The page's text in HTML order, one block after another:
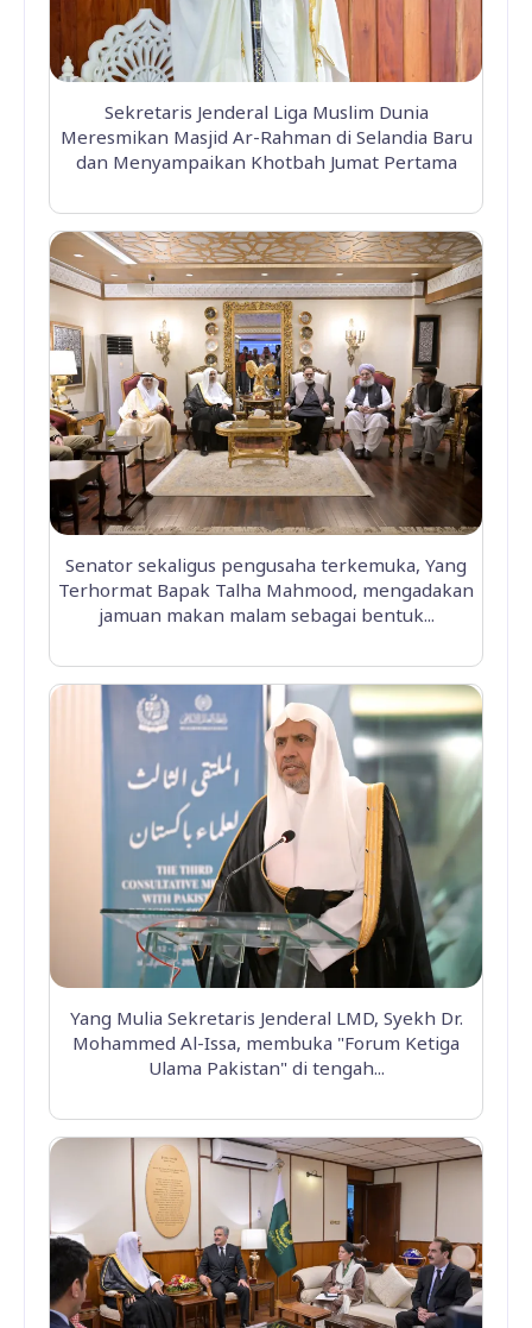
Sekretaris Jenderal Liga Muslim Dunia
Meresmikan Masjid Ar-Rahman di Selandia Baru
dan Menyampaikan Khotbah Jumat Pertama
Senator sekaligus pengusaha terkemuka, Yang
Terhormat Bapak Talha Mahmood, mengadakan
jamuan makan malam sebagai bentuk...
Yang Mulia Sekretaris Jenderal LMD, Syekh Dr.
Mohammed Al-Issa, membuka "Forum Ketiga
Ulama Pakistan" di tengah...